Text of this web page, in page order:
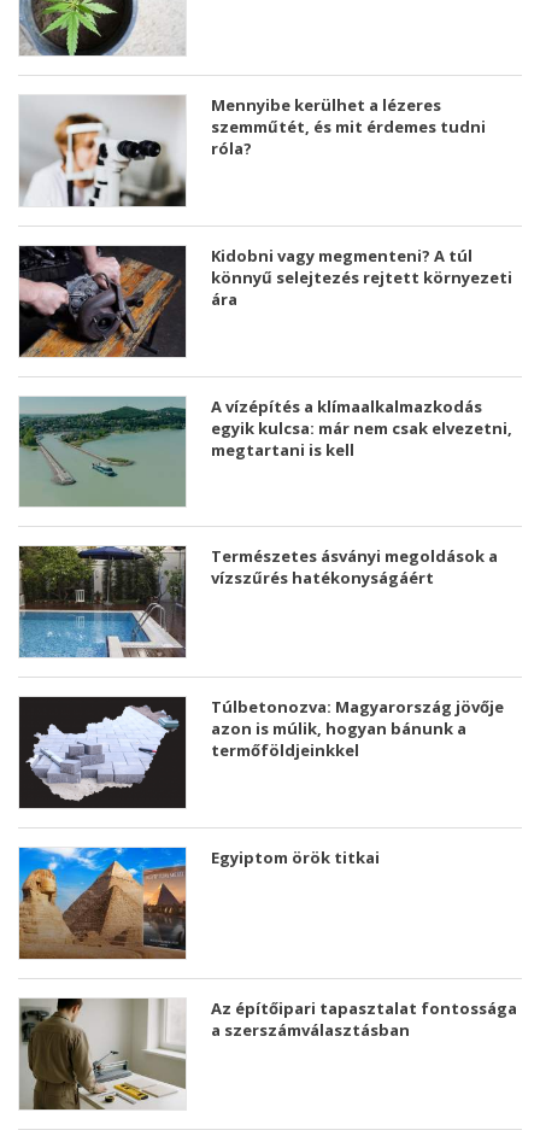
Mennyibe kerülhet a lézeres
szemműtét, és mit érdemes tudni
róla?
Kidobni vagy megmenteni? A túl
könnyű selejtezés rejtett környezeti
ára
A vízépítés a klímaalkalmazkodás
egyik kulcsa: már nem csak elvezetni,
megtartani is kell
Természetes ásványi megoldások a
vízszűrés hatékonyságáért
Túlbetonozva: Magyarország jövője
azon is múlik, hogyan bánunk a
termőföldjeinkkel
Egyiptom örök titkai
Az építőipari tapasztalat fontossága
a szerszámválasztásban